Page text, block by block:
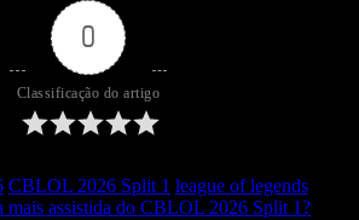
0
Classificação do artigo
CBLOL 2026 Split 1 league of legends
assistida do CBLOL 2026 Split 1?